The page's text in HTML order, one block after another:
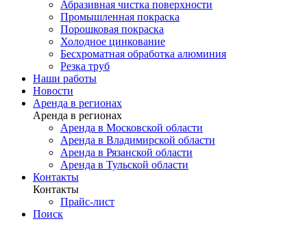
Абразивная чистка поверхности
Промышленная покраска
Порошковая покраска
Холодное цинкование
Бесхроматная обработка алюминия
Резка труб
Наши работы
Новости
Аренда в регионах
Аренда в регионах
Аренда в Московской области
Аренда в Владимирской области
Аренда в Рязанской области
Аренда в Тульской области
Контакты
Контакты
Прайс-лист
Поиск